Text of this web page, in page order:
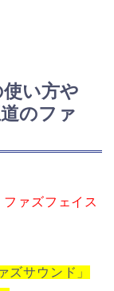
い方や
のファ
ァズフェイス
ズサウンド」